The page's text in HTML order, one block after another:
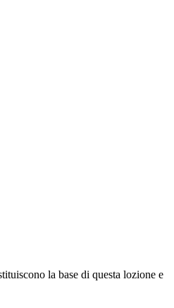
la base di questa lozione e